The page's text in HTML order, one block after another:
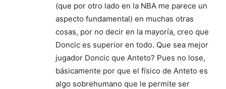
(que por otro lado en la NBA me parece un
aspecto fundamental) en muchas otras
cosas, por no decir en la mayoría, creo que
Doncic es superior en todo. Que sea mejor
jugador Doncic que Anteto? Pues no lose,
básicamente por que el físico de Anteto es
algo sobrehumano que le permite ser